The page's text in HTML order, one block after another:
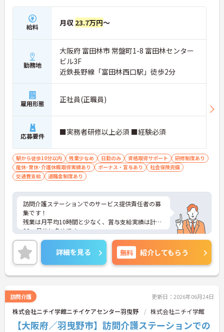
給料 月収 23.7万円～
勤務地
大阪府 富田林市 常盤町1-8 富田林センター
ビル3F
近鉄長野線「富田林西口駅」徒歩2分
雇用形態 正社員(正職員)
応募要件 ■実務者研修以上必須 ■経験必須
駅から徒歩10分以内 残業少なめ 日勤のみ 資格取得サポート
研修制度あり
産休･育休･介護休暇取得実績あり
ボーナス・賞与あり
社会保険完備
交通費支給
退職金制度あり
訪問介護ステーションでのサービス提供責任者の募
集です！
残業は月平均10時間と少なく、賞与支給実績は計4.
23ヶ月分と多めです。
勤続年数手当や資格手当などの各種手当が充実して
おり、長く働きやすい環境です☆
ご興味のある方には、面接対策ポイントなど、さら
に詳細をお話しいたしますのでお気軽にご相談くだ
さい！
詳細を見る 無料 紹介してもらう
訪問介護 更新日：2026年06月24日
株式会社ニチイ学館ニチイケアセンター羽曳野 株式会社ニチイ学館
【大阪府／羽曳野市】訪問介護ステーションでの